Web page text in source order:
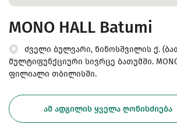
MONO HALL Batumi
ძველი ბულვარი, ნინოსშვილის ქ.
მულტიფუნქციური სივრცე ბათუმში.
ფილიალი თბილისში.
ᲐᲛ ᲐᲓᲒᲘᲚᲘᲡ ᲧᲕᲔᲚᲐ ᲦᲝᲜᲘᲡᲫᲘᲔᲑᲐ